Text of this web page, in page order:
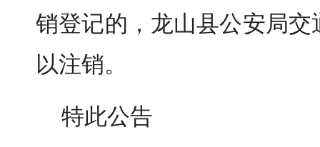
销登记的，龙山县公安局
以注销。
特此公告